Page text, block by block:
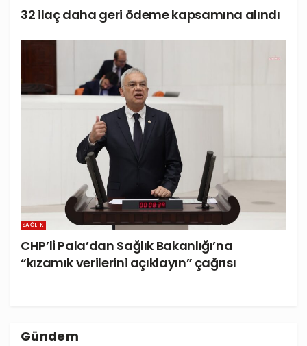
32 ilaç daha geri ödeme kapsamına alındı
SAĞLIK
CHP’li Pala’dan Sağlık Bakanlığı’na
“kızamık verilerini açıklayın” çağrısı
Gündem